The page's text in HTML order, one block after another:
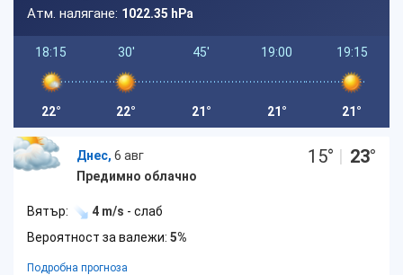
Атм. налягане: 1022.35 hPa
18:15
22°
30'
22°
45'
21°
19:00
21°
19:15
21°
Днес, 6 авг
Предимно облачно
15° | 23°
Вятър: 4 m/s - слаб
Вероятност за валежи: 5%
Подробна прогноза